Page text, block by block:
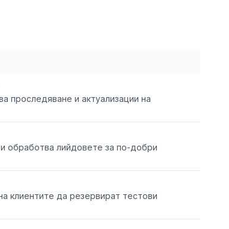
проследяване и актуализации на
обработва лийдовете за по-добри
клиентите да резервират тестови